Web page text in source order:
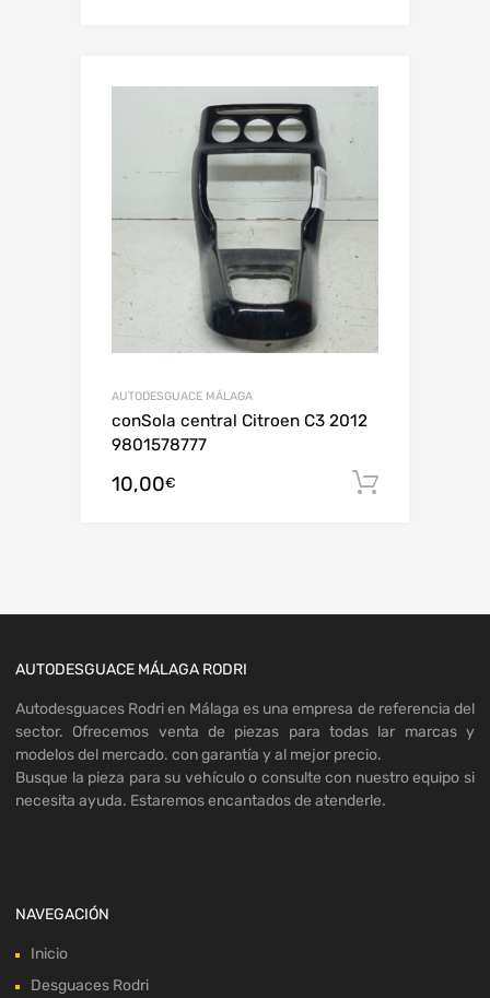
AUTODESGUACE MÁLAGA
conSola central Citroen C3 2012
9801578777
10,00€
AUTODESGUACE MÁLAGA RODRI
Autodesguaces Rodri en Málaga es una empresa de referencia del
sector. Ofrecemos venta de piezas para todas lar marcas y
modelos del mercado. con garantía y al mejor precio.
Busque la pieza para su vehículo o consulte con nuestro equipo si
necesita ayuda. Estaremos encantados de atenderle.
NAVEGACIÓN
Inicio
Desguaces Rodri